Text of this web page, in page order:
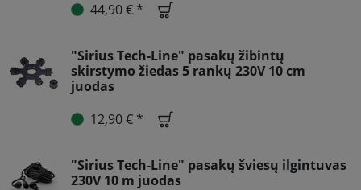
44,90 € *
"Sirius Tech-Line" pasakų žibintų
skirstymo žiedas 5 rankų 230V 10 cm
juodas
12,90 € *
"Sirius Tech-Line" pasakų šviesų ilgintuvas
230V 10 m juodas